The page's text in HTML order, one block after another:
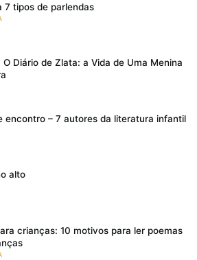
7 tipos de parlendas
O Diário de Zlata: a Vida de Uma Menina
encontro – 7 autores da literatura infantil
alto
crianças: 10 motivos para ler poemas